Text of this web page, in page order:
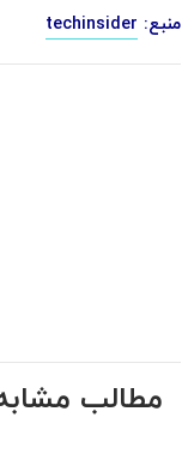
منبع: techinsider
مطالب